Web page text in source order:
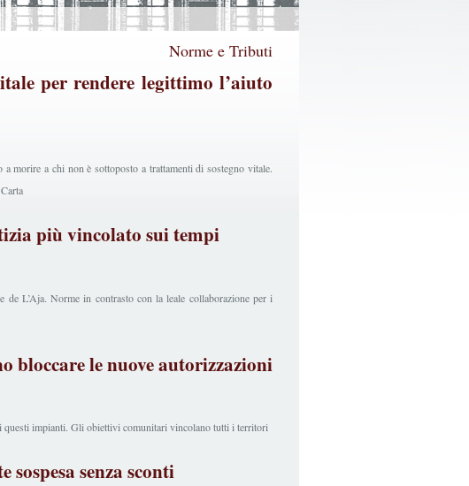
Norme e Tributi
per rendere legittimo l’aiuto
morire a chi non è sottoposto a trattamenti di sostegno vitale.
più vincolato sui tempi
L’Aja. Norme in contrasto con la leale collaborazione per i
bloccare le nuove autorizzazioni
impianti. Gli obiettivi comunitari vincolano tutti i territori
senza sconti